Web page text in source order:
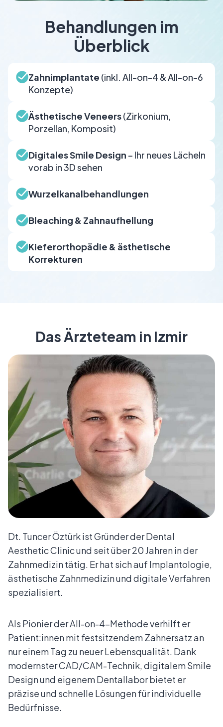
Behandlungen im
Überblick
Zahnimplantate (inkl. All-on-4 & All-on-6
Konzepte)
Ästhetische Veneers(Zirkonium,
Porzellan, Komposit)
Digitales Smile Design – Ihr neues Lächeln
vorab in 3D sehen
Wurzelkanalbehandlungen
Bleaching & Zahnaufhellung
Kieferorthopädie & ästhetische
Korrekturen
Das Ärzteteam in Izmir
Dt. Tuncer Öztürk ist Gründer der Dental
Aesthetic Clinic und seit über 20 Jahren in der
Zahnmedizin tätig. Er hat sich auf Implantologie,
ästhetische Zahnmedizin und digitale Verfahren
spezialisiert.
Als Pionier der All-on-4-Methode verhilft er
Patient:innen mit festsitzendem Zahnersatz an
nur einem Tag zu neuer Lebensqualität. Dank
modernster CAD/CAM-Technik, digitalem Smile
Design und eigenem Dentallabor bietet er
präzise und schnelle Lösungen für individuelle
Bedürfnisse.